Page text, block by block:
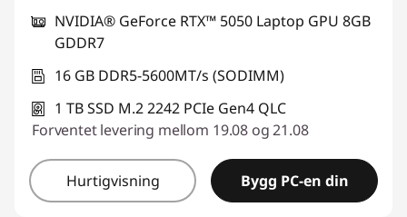
NVIDIA® GeForce RTX™ 5050 Laptop GPU 8GB
GDDR7
16 GB DDR5-5600MT/s (SODIMM)
1 TB SSD M.2 2242 PCIe Gen4 QLC
Forventet levering mellom 19.08 og 21.08
Hurtigvisning Bygg PC-en din